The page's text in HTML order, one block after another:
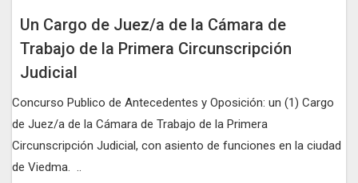
Un Cargo de Juez/a de la Cámara de
Trabajo de la Primera Circunscripción
Judicial
Concurso Publico de Antecedentes y Oposición: un (1) Cargo
de Juez/a de la Cámara de Trabajo de la Primera
Circunscripción Judicial, con asiento de funciones en la ciudad
de Viedma. ..